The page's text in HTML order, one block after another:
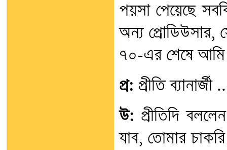
পয়সা পেয়েছে
অন্য প্রোডিউসার,
৭০-এর শেষে আমি
প্র: প্রীতি ব্যানার্জী
উ: প্রীতিদি
যাব, তোমার